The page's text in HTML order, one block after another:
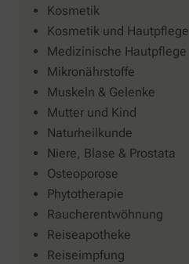
Kosmetik
Kosmetik und Hautpflege
Medizinische Hautpflege
Mikronährstoffe
Muskeln & Gelenke
Mutter und Kind
Naturheilkunde
Niere, Blase & Prostata
Osteoporose
Phytotherapie
Raucherentwöhnung
Reiseapotheke
Reiseimpfung